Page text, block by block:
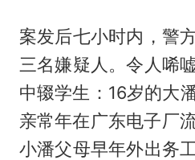
案发后七小时内，警
三名嫌疑人。令人唏
中辍学生：16岁的大
亲常年在广东电子厂
小潘父母早年外出务